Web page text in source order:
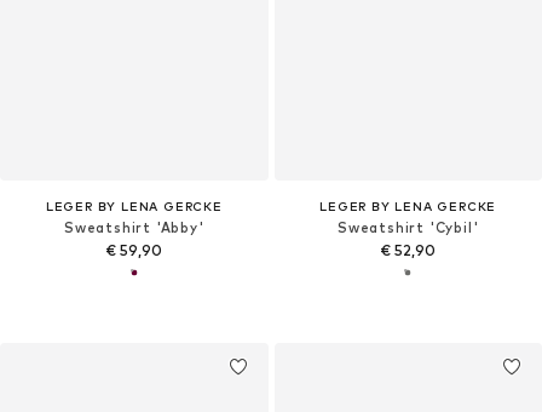
LEGER BY LENA GERCKE
Sweatshirt 'Abby'
€ 59,90
LEGER BY LENA GERCKE
Sweatshirt 'Cybil'
€ 52,90